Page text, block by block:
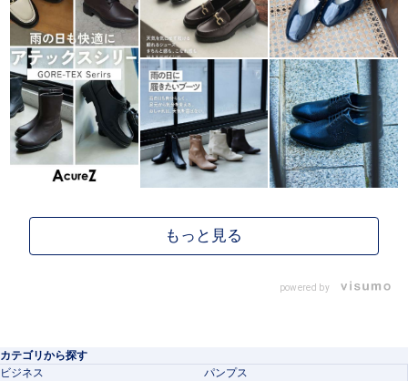
powered by
カテゴリから探す
ビジネス
パンプス